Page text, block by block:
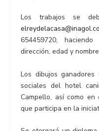
Los trabajos se
654459720,
dirección, edad y
Los dibujos
sociales del hotel
Campello, así como en
que participa en la